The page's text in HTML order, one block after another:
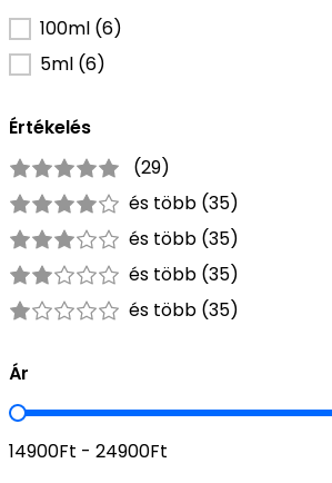
Kiszerelés szűrő
100ml (6)
5ml (6)
Értékelés
Értékelések
5 out of 5
5 stars
(29)
4 out of 5
4 stars
és több (35)
3 out of 5
3 stars
és több (35)
2 out of 5
2 stars
és több (35)
és több (35)
Ár
Ár szűrés
14900Ft - 24900Ft